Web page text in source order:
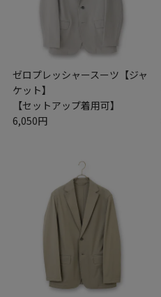
ゼロプレッシャースーツ【ジャ
ケット】
【セットアップ着用可】
6,050円